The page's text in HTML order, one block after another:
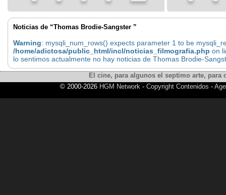
Noticias de “Thomas Brodie-Sangster ”
Warning: mysqli_num_rows() expects parameter 1 to be
/home/adictosa/public_html/incl/noticias_filmografia.php on
lo sentimos actualmente no hay noticias de Thomas Brodie-
El cine, para algunos el septimo arte,
© 2000-2026 HGM Network- Copyright Contenidos -